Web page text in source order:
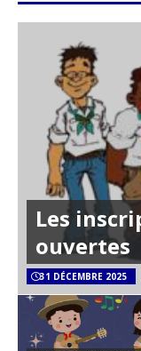
Les
ouvertes
31 DÉCEMBRE 2025